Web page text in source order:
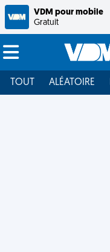
VDM pour mobile
Gratuit
TOUT ALÉATOIRE